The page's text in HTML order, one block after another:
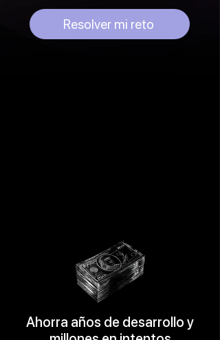
Resolver mi reto
Ahorra años de desarrollo y